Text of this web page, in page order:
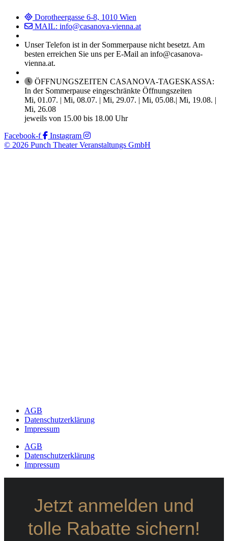
Dorotheergasse 6-8, 1010 Wien
MAIL: info@casanova-vienna.at
Unser Telefon ist in der Sommerpause nicht besetzt. Am
besten erreichen Sie uns per E-Mail an info@casanova-
vienna.at.
ÖFFNUNGSZEITEN CASANOVA-TAGESKASSA:
In der Sommerpause eingeschränkte Öffnungszeiten
Mi, 01.07. | Mi, 08.07. | Mi, 29.07. | Mi, 05.08.| Mi, 19.08. |
Mi, 26.08
jeweils von 15.00 bis 18.00 Uhr
Facebook-f
Instagram
© 2026 Punch Theater Veranstaltungs GmbH
AGB
Datenschutzerklärung
Impressum
AGB
Datenschutzerklärung
Impressum
Jetzt anmelden und
tolle Rabatte sichern!